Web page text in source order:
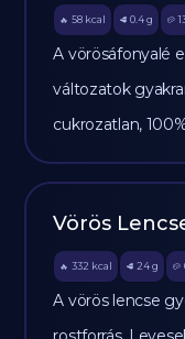
🔥 58 kcal 🥩 0.4 g 🥔
A vörösáfonyalé
változatok
cukrozatlan,
Vörös
🔥 332 kcal 🥩 24 g 🥔
A vörös lencse